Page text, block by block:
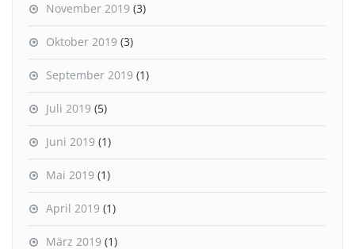
November 2019 (3)
Oktober 2019 (3)
September 2019 (1)
Juli 2019 (5)
Juni 2019 (1)
Mai 2019 (1)
April 2019 (1)
März 2019 (1)